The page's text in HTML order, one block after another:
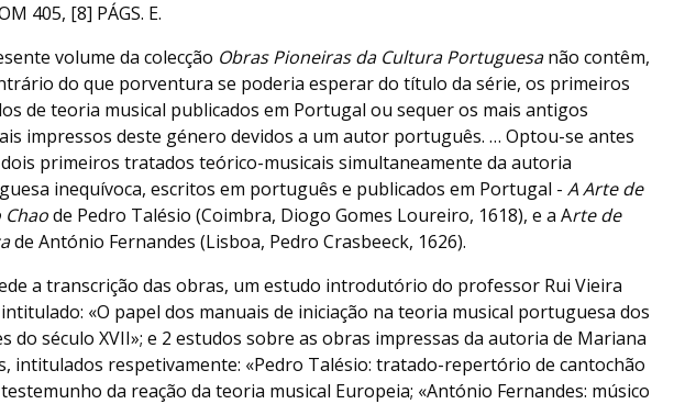
405, [8] PÁGS. E.
volume da colecção Obras Pioneiras da Cultura Portuguesanão contêm,
do que porventura se poderia esperar do título da série, os primeiros
de teoria musical publicados em Portugal ou sequer os mais antigos
impressos deste género devidos a um autor português. … Optou-se antes
primeiros tratados teórico-musicais simultaneamente da autoria
inequívoca, escritos em português e publicados em Portugal - A Arte de
Chaode Pedro Talésio (Coimbra, Diogo Gomes Loureiro, 1618), e a Arte de
de António Fernandes (Lisboa, Pedro Crasbeeck, 1626).
a transcrição das obras, um estudo introdutório do professor Rui Vieira
«O papel dos manuais de iniciação na teoria musical portuguesa dos
do século XVII»; e 2 estudos sobre as obras impressas da autoria de Mariana
intitulados respetivamente: «Pedro Talésio: tratado-repertório de cantochão
da reação da teoria musical Europeia; «António Fernandes: músico